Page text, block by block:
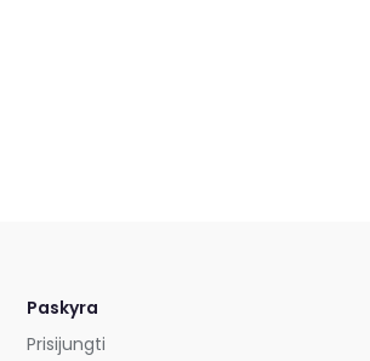
Paskyra
Prisijungti